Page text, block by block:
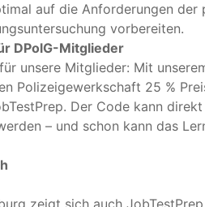
auf die Anforderungen der
vorbereiten.
DPolG-Mitglieder
unsere Mitglieder: Mit
Polizeigewerkschaft 25 %
Der Code kann
– und schon kann das
zeigt sich auch